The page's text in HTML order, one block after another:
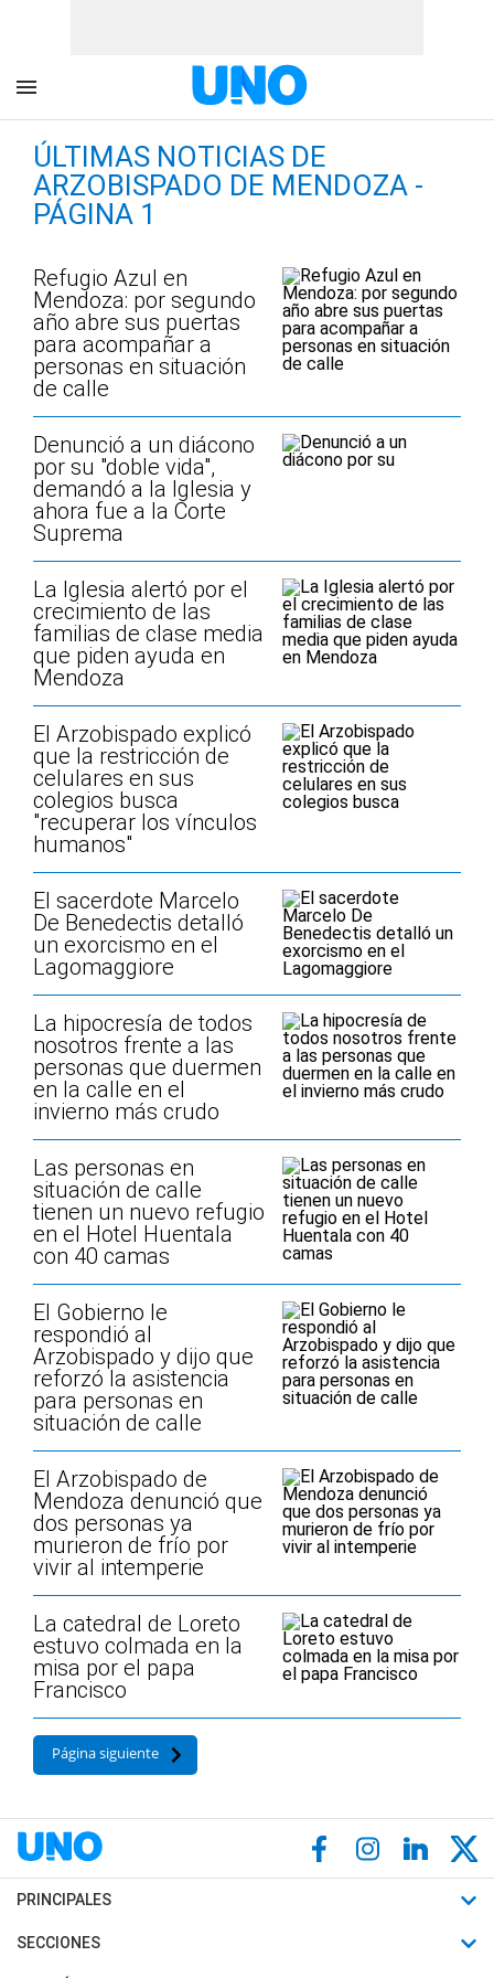
ÚLTIMAS NOTICIAS DE
ARZOBISPADO DE MENDOZA -
PÁGINA 1
Refugio Azul en
Mendoza: por segundo
año abre sus puertas
para acompañar a
personas en situación
de calle
Denunció a un diácono
por su "doble vida",
demandó a la Iglesia y
ahora fue a la Corte
Suprema
La Iglesia alertó por el
crecimiento de las
familias de clase media
que piden ayuda en
Mendoza
El Arzobispado explicó
que la restricción de
celulares en sus
colegios busca
"recuperar los vínculos
humanos"
El sacerdote Marcelo
De Benedectis detalló
un exorcismo en el
Lagomaggiore
La hipocresía de todos
nosotros frente a las
personas que duermen
en la calle en el
invierno más crudo
Las personas en
situación de calle
tienen un nuevo refugio
en el Hotel Huentala
con 40 camas
El Gobierno le
respondió al
Arzobispado y dijo que
reforzó la asistencia
para personas en
situación de calle
El Arzobispado de
Mendoza denunció que
dos personas ya
murieron de frío por
vivir al intemperie
La catedral de Loreto
estuvo colmada en la
misa por el papa
Francisco
Página siguiente
PRINCIPALES
Últimas Noticias
SECCIONES